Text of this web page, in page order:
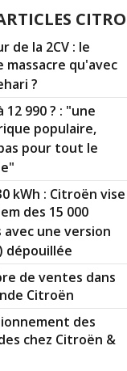
de la 2CV : le
massacre qu'avec
?
12 990 ? : "une
populaire,
pour tout le
kWh : Citroën vise
des 15 000
avec une version
dépouillée
de ventes dans
Citroën
des
chez Citroën &